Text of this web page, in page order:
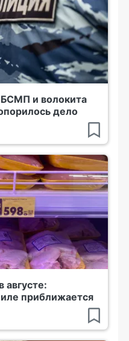
и волокита
дело
августе:
приближается